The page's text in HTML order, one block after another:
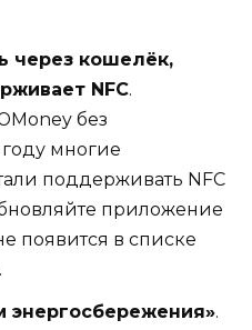
через кошелёк,
NFC.
без
многие
поддерживать NFC
приложение
появится в списке
энергосбережения».